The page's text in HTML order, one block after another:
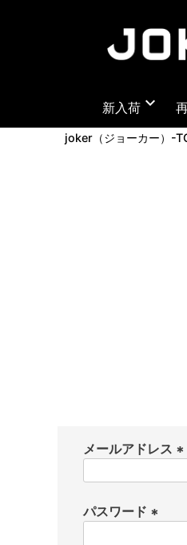
新入荷 expand_more
joker（ジョーカー）-
メールアドレス
パスワード